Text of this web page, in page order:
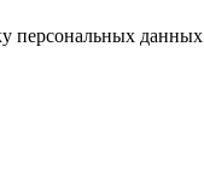
персональных данных